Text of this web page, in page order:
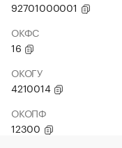
92701000001
ОКФС
16
ОКОГУ
4210014
ОКОПФ
12300